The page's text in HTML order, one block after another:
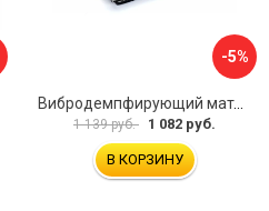
-5%
Вибродемпфирующий материал Dreamcar Base 2 33x25 см DC-000-0926988P1395
1 139 руб. 1 082 руб.
В КОРЗИНУ